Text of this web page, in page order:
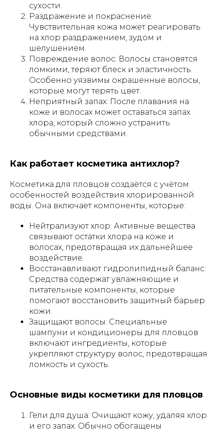
сухости.
Раздражение и покраснение:
Чувствительная кожа может реагировать
на хлор раздражением, зудом и
шелушением.
Повреждение волос: Волосы становятся
ломкими, теряют блеск и эластичность.
Особенно уязвимы окрашенные волосы,
которые могут терять цвет.
Неприятный запах: После плавания на
коже и волосах может оставаться запах
хлора, который сложно устранить
обычными средствами.
Как работает косметика антихлор?
Косметика для пловцов создаётся с учётом
особенностей воздействия хлорированной
воды. Она включает компоненты, которые:
Нейтрализуют хлор: Активные вещества
связывают остатки хлора на коже и
волосах, предотвращая их дальнейшее
воздействие.
Восстанавливают гидролипидный баланс:
Средства содержат увлажняющие и
питательные компоненты, которые
помогают восстановить защитный барьер
кожи.
Защищают волосы: Специальные
шампуни и кондиционеры для пловцов
включают ингредиенты, которые
укрепляют структуру волос, предотвращая
ломкость и сухость.
Основные виды косметики для пловцов
Гели для душа: Очищают кожу, удаляя хлор
и его запах. Обычно обогащены